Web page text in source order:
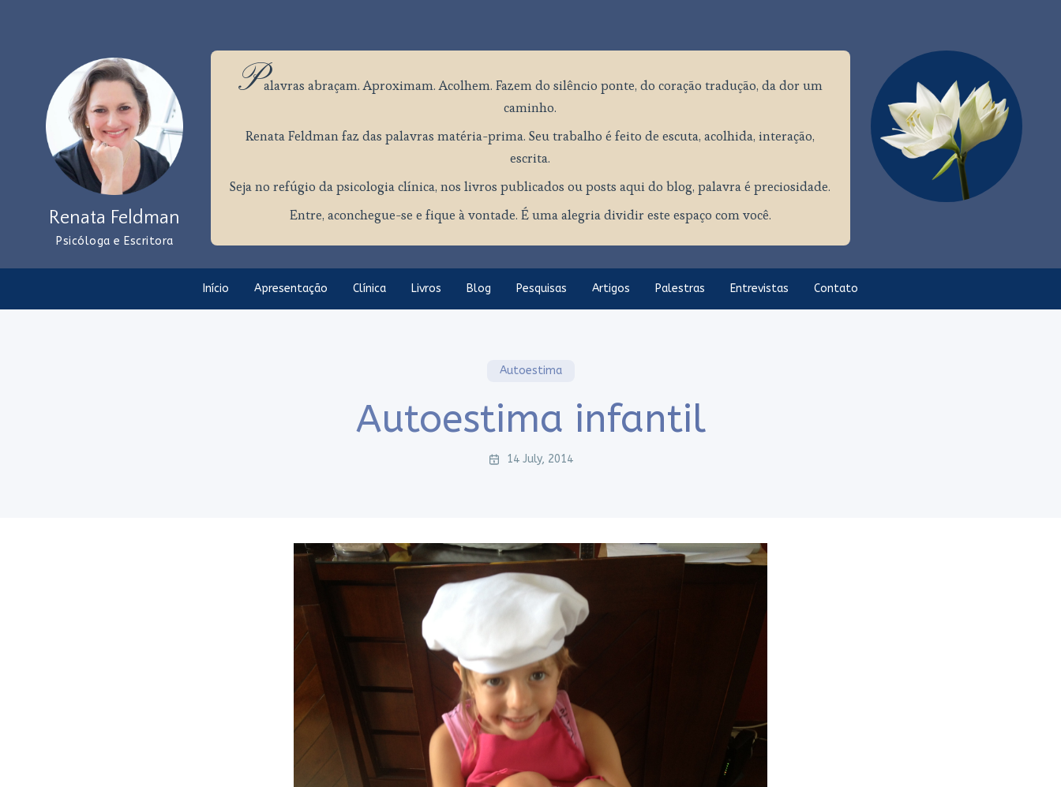
Renata Feldman
Psicóloga e Escritora
Palavras abraçam. Aproximam. Acolhem. Fazem do silêncio ponte, do coração tradução, da dor um
caminho.
Renata Feldman faz das palavras matéria-prima. Seu trabalho é feito de escuta, acolhida, interação,
escrita.
Seja no refúgio da psicologia clínica, nos livros publicados ou posts aqui do blog, palavra é preciosidade.
Entre, aconchegue-se e fique à vontade. É uma alegria dividir este espaço com você.
Início Apresentação Clínica Livros Blog Pesquisas Artigos Palestras Entrevistas Contato
Autoestima
Autoestima infantil
14 July, 2014